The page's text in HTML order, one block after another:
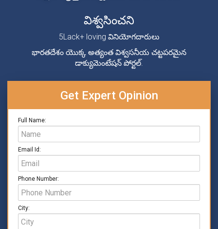
విశ్వసించని
5Lack+ loving వినియోగదారులు
భారతదేశం యొక్క అత్యంత విశ్వసనీయ చట్టపరమైన
డాక్యుమెంటేషన్ పోర్టల్.
Get Expert Opinion
Full Name:
Email Id:
Phone Number:
City: